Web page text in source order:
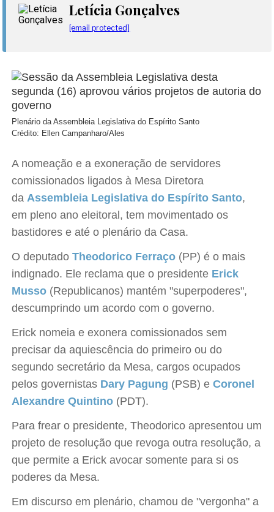
Letícia Gonçalves
[email protected]
Plenário da Assembleia Legislativa do Espírito Santo
Crédito: Ellen Campanharo/Ales
A nomeação e a exoneração de servidores
comissionados ligados à Mesa Diretora
daAssembleia Legislativa do Espírito Santo,
em pleno ano eleitoral, tem movimentado os
bastidores e até o plenário da Casa.
O deputadoTheodorico Ferraço (PP) é o mais
indignado. Ele reclama que o presidente Erick
Musso (Republicanos) mantém "superpoderes",
descumprindo um acordo com o governo.
Erick nomeia e exonera comissionados sem
precisar da aquiescência do primeiro ou do
segundo secretário da Mesa, cargos ocupados
pelos governistas Dary Pagung (PSB) eCoronel
Alexandre Quintino (PDT).
Para frear o presidente, Theodorico apresentou um
projeto de resolução que revoga outra resolução, a
que permite a Erick avocar somente para si os
poderes da Mesa.
Em discurso em plenário, chamou de "vergonha" a